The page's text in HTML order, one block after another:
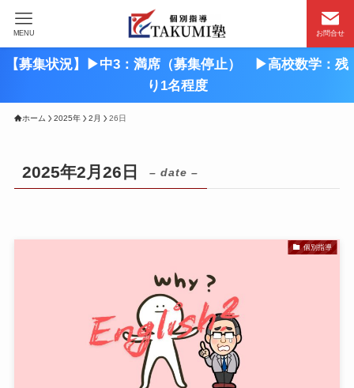
お問合せ
MENU
【募集状況】▶︎中3：満席（募集停止） ▶︎高校数学：残
り1名程度
ホーム 2025年 2月 26日
2025年2月26日 – date –
個別指導